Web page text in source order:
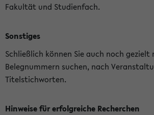
Fakultät und Studienfach.
Sonstiges
Schließlich können Sie auch noch
Belegnummern suchen, nach
Titelstichworten.
Hinweise für erfolgreiche Recherchen